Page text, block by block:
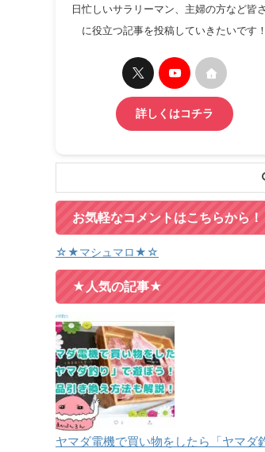
日忙しいサラリーマン、主婦の方など皆
に役立つ記事を投稿していきたいです！
詳しくはコチラ
お気軽なコメントはこちらから！
☆★マシュマロ★☆
★人気の記事★
ヤマダ電機で買い物をしたら「ヤマダ